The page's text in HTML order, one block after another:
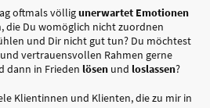
oftmals völligunerwartet Emotionen
die Du womöglich nicht zuordnen
und Dir nicht gut tun? Du möchtest
vertrauensvollen Rahmen gerne
dann in Frieden lösen und loslassen?
Klientinnen und Klienten, die zu mir in